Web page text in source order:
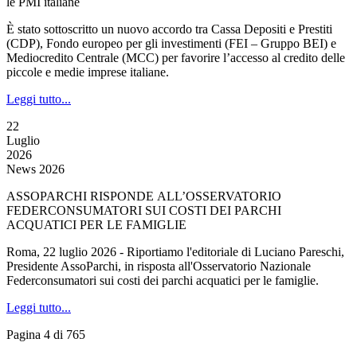
È stato sottoscritto un nuovo accordo tra Cassa Depositi e Prestiti
(CDP), Fondo europeo per gli investimenti (FEI – Gruppo BEI) e
Mediocredito Centrale (MCC) per favorire l’accesso al credito delle
piccole e medie imprese italiane.
Leggi tutto...
22
Luglio
2026
News 2026
ASSOPARCHI RISPONDE ALL’OSSERVATORIO
FEDERCONSUMATORI SUI COSTI DEI PARCHI
ACQUATICI PER LE FAMIGLIE
Roma, 22 luglio 2026 - Riportiamo l'editoriale di Luciano Pareschi,
Presidente AssoParchi, in risposta all'Osservatorio Nazionale
Federconsumatori sui costi dei parchi acquatici per le famiglie.
Leggi tutto...
Pagina 4 di 765